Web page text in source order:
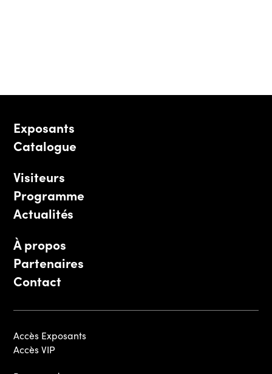
Exposants
Catalogue
Visiteurs
Programme
Actualités
À propos
Partenaires
Contact
Accès Exposants
Accès VIP